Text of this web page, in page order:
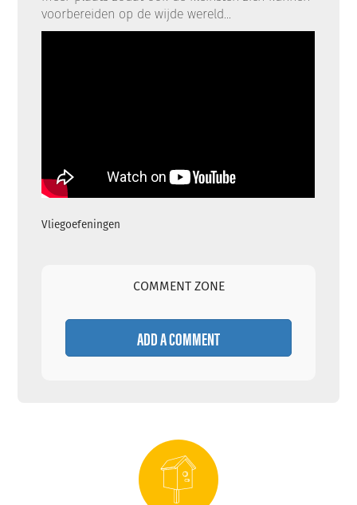
voorbereiden op de wijde wereld...
Vliegoefeningen
COMMENT ZONE
ADD A COMMENT